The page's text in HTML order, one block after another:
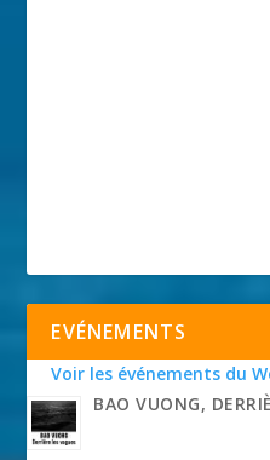
EVÉNEMENTS
Voir les événements du
BAO VUONG,